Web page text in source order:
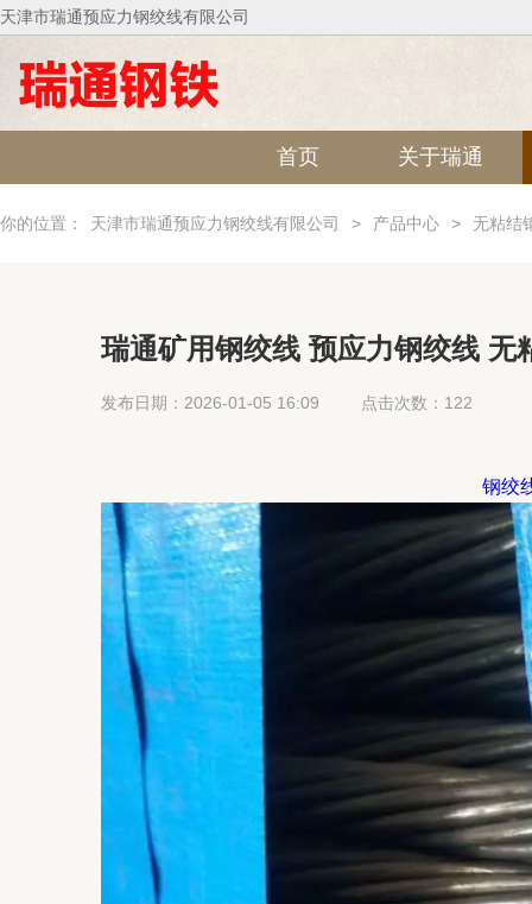
天津市瑞通预应力钢绞线有限公司
首页 关于瑞通
你的位置： 天津市瑞通预应力钢绞线有限公司 > 产品中心 > 无粘结
瑞通矿用钢绞线 预应力钢绞线 无
发布日期：2026-01-05 16:09 点击次数：122
钢绞